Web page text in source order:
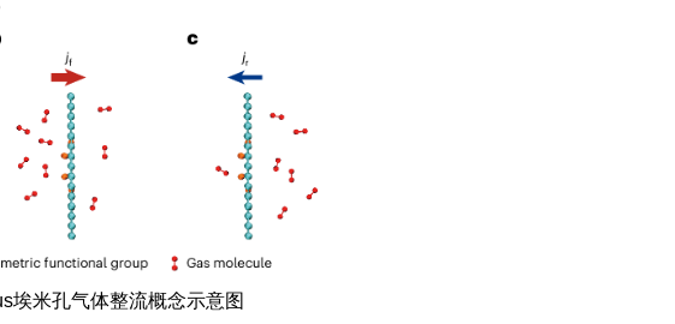
埃米孔气体整流概念示意图